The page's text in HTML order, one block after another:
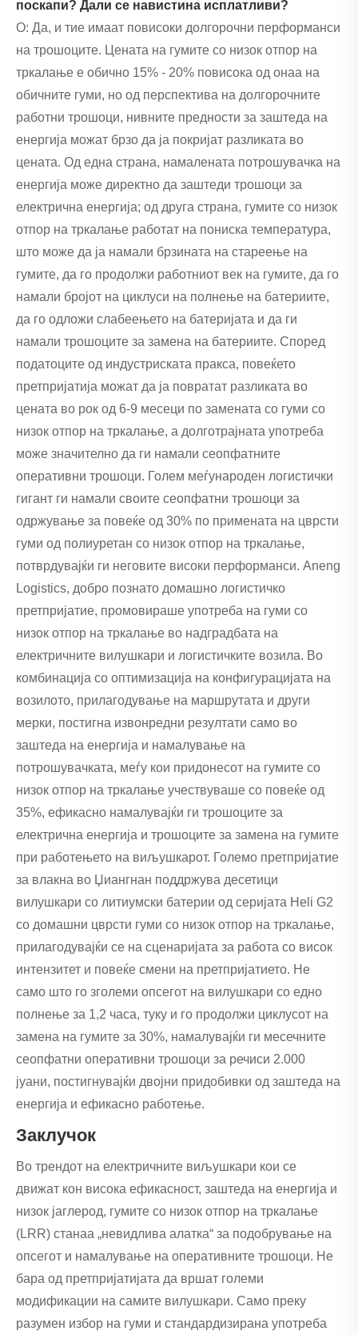
поскапи? Дали се навистина исплатливи?
О: Да, и тие имаат повисоки долгорочни перформанси
на трошоците. Цената на гумите со низок отпор на
тркалање е обично 15% - 20% повисока од онаа на
обичните гуми, но од перспектива на долгорочните
работни трошоци, нивните предности за заштеда на
енергија можат брзо да ја покријат разликата во
цената. Од една страна, намалената потрошувачка на
енергија може директно да заштеди трошоци за
електрична енергија; од друга страна, гумите со низок
отпор на тркалање работат на пониска температура,
што може да ја намали брзината на стареење на
гумите, да го продолжи работниот век на гумите, да го
намали бројот на циклуси на полнење на батериите,
да го одложи слабеењето на батеријата и да ги
намали трошоците за замена на батериите. Според
податоците од индустриската пракса, повеќето
претпријатија можат да ја повратат разликата во
цената во рок од 6-9 месеци по замената со гуми со
низок отпор на тркалање, а долготрајната употреба
може значително да ги намали сеопфатните
оперативни трошоци. Голем меѓународен логистички
гигант ги намали своите сеопфатни трошоци за
одржување за повеќе од 30% по примената на цврсти
гуми од полиуретан со низок отпор на тркалање,
потврдувајќи ги неговите високи перформанси. Aneng
Logistics, добро познато домашно логистичко
претпријатие, промовираше употреба на гуми со
низок отпор на тркалање во надградбата на
електричните вилушкари и логистичките возила. Во
комбинација со оптимизација на конфигурацијата на
возилото, прилагодување на маршрутата и други
мерки, постигна извонредни резултати само во
заштеда на енергија и намалување на
потрошувачката, меѓу кои придонесот на гумите со
низок отпор на тркалање учествуваше со повеќе од
35%, ефикасно намалувајќи ги трошоците за
електрична енергија и трошоците за замена на гумите
при работењето на виљушкарот. Големо претпријатие
за влакна во Џиангнан поддржува десетици
вилушкари со литиумски батерии од серијата Heli G2
со домашни цврсти гуми со низок отпор на тркалање,
прилагодувајќи се на сценаријата за работа со висок
интензитет и повеќе смени на претпријатието. Не
само што го зголеми опсегот на вилушкари со едно
полнење за 1,2 часа, туку и го продолжи циклусот на
замена на гумите за 30%, намалувајќи ги месечните
сеопфатни оперативни трошоци за речиси 2.000
јуани, постигнувајќи двојни придобивки од заштеда на
енергија и ефикасно работење.
Заклучок
Во трендот на електричните виљушкари кои се
движат кон висока ефикасност, заштеда на енергија и
низок јаглерод, гумите со низок отпор на тркалање
(LRR) станаа „невидлива алатка“ за подобрување на
опсегот и намалување на оперативните трошоци. Не
бара од претпријатијата да вршат големи
модификации на самите вилушкари. Само преку
разумен избор на гуми и стандардизирана употреба